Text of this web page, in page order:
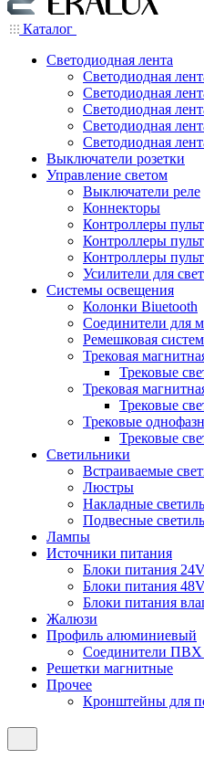
Каталог
Светодиодная лента
Светодиодная
Светодиодная
Светодиодная
Светодиодная
Светодиодная
Выключатели розетки
Управление светом
Выключатели реле
Коннекторы
Контроллеры
Контроллеры
Контроллеры
Усилители для
Системы освещения
Колонки Biuetooth
Соединители для
Ремешковая
Трековая
Трековые
Трековая
Трековые
Трековые
Трековые
Светильники
Встраиваемые
Люстры
Накладные
Подвесные
Лампы
Источники питания
Блоки питания
Блоки питания
Блоки питания
Жалюзи
Профиль алюминиевый
Соединители ПВХ
Решетки магнитные
Прочее
Кронштейны для